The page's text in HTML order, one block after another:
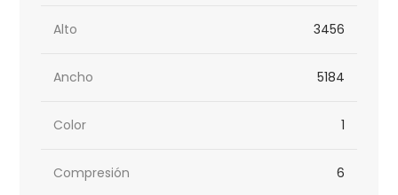
Alto 3456
Ancho 5184
Color 1
Compresión 6